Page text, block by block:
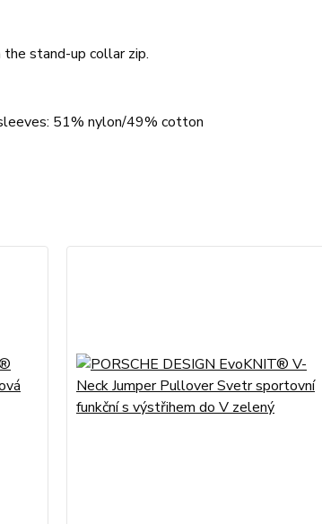
stand-up collar zip.
51% nylon/49% cotton